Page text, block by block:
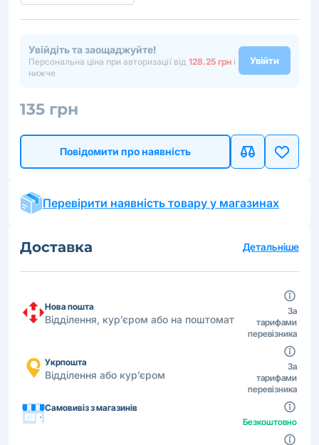
Увійдіть та заощаджуйте!
Персональна ціна при авторизації від 128.25 грн і
нижче
Увійти
135 грн
Повідомити про наявність
Перевірити наявність товару у магазинах
Доставка Детальніше
Нова пошта
Відділення, кур’єром або на поштомат
За
тарифами
перевізника
Укрпошта
Відділення або кур’єром
За
тарифами
перевізника
Самовивіз з магазинів
Безкоштовно